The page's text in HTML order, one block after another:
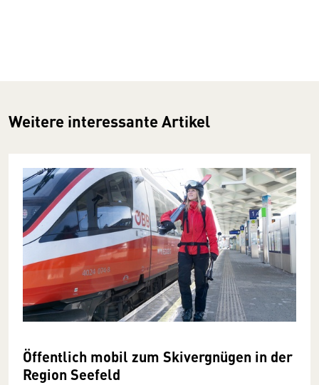
Weitere interessante Artikel
Öffent­lich mobil zum Ski­ver­gnügen in der
Region See­­feld